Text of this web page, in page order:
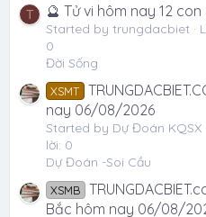
T 🔮 Tử vi hôm nay 12
Started by trungdacbiet
0
Đời Sống
XSMT
nay 06/08/2026
Started by Dự Đoán KQSX
lời: 0
Dự Đoán -Soi Cầu
XSMB
Bắc hôm nay 06/08/